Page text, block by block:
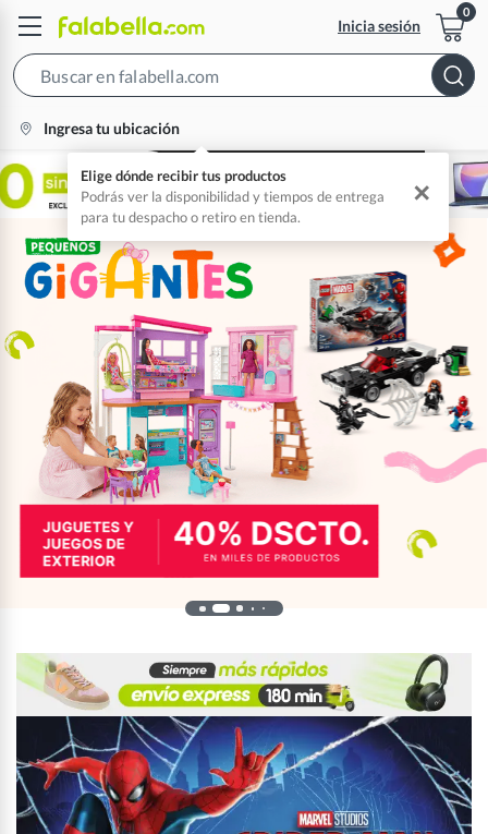
Inicia sesión
location-
Ingresa tu ubicación
Elige dónde recibir tus productos
Podrás ver la disponibilidad y tiempos de entrega
para tu despacho o retiro en tienda.
✕